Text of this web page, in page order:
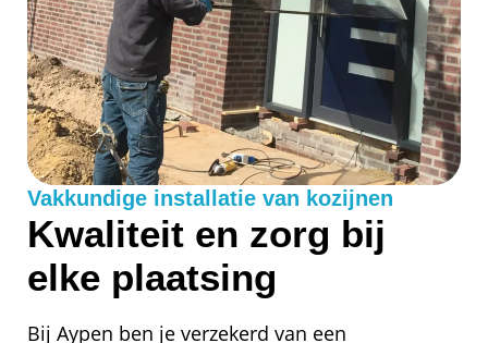
Vakkundige installatie van kozijnen
Kwaliteit en zorg bij
elke plaatsing
Bij Aypen ben je verzekerd van een